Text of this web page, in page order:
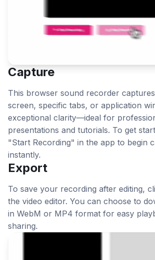
Capture
This browser sound recorder
screen, specific tabs, or application
exceptional clarity—ideal for
presentations and tutorials. To get
"Start Recording" in the app to begin
instantly.
Export
To save your recording after editing,
the video editor. You can choose to
in WebM or MP4 format for easy
sharing.